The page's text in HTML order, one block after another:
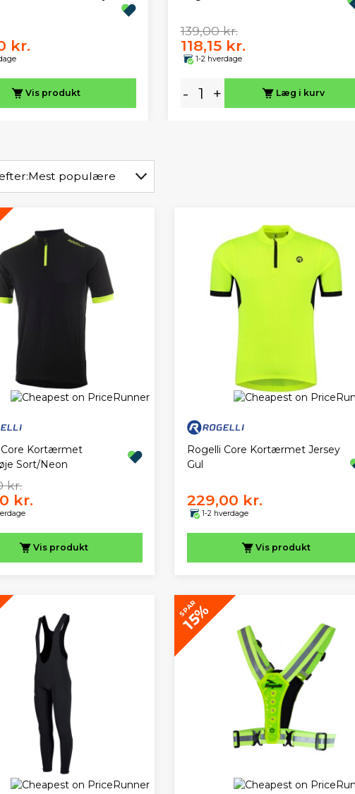
kr.
Vis produkt
139,00 kr.
118,15 kr.
1-2 hverdage
- + Læg i kurv
Mest populære
Core Kortærmet
Sort/Neon
kr.
kr.
Vis produkt
Rogelli Core Kortærmet Jersey
Gul
229,00 kr.
1-2 hverdage
Vis produkt
SPAR
15%